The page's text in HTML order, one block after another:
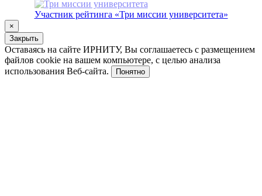
Участник рейтинга «Три миссии университета»
×
Закрыть
Оставаясь на сайте ИРНИТУ, Вы соглашаетесь с размещением
файлов cookie на вашем компьютере, с целью анализа
использования Веб-сайта.
Понятно